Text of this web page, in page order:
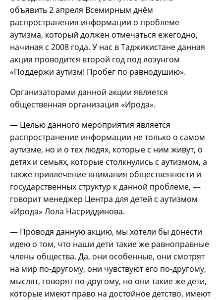
объявить 2 апреля Всемирным днём
распространения информации о проблеме
аутизма, который должен отмечаться ежегодно,
начиная с 2008 года. У нас в Таджикистане данная
акция проводится второй год под лозунгом
«Поддержи аутизм! Пробег по равнодушию».
Организаторами данной акции является
общественная организация «Ирода».
— Целью данного мероприятия является
распространение информации не только о самом
аутизме, но и о тех людях, которые с ним живут, о
детях и семьях, которые столкнулись с аутизмом, а
также привлечение внимания общественности и
государственных структур к данной проблеме, —
говорит менеджер Центра для детей с аутизмом
«Ирода» Лола Насриддинова.
— Проводя данную акцию, мы хотели бы донести
идею о том, что наши дети такие же равноправные
члены общества. Да, они особенные, они смотрят
на мир по-другому, они чувствуют его по-другому,
мыслят, говорят по-другому, но они такие же дети,
которые имеют право на достойное детство, имеют